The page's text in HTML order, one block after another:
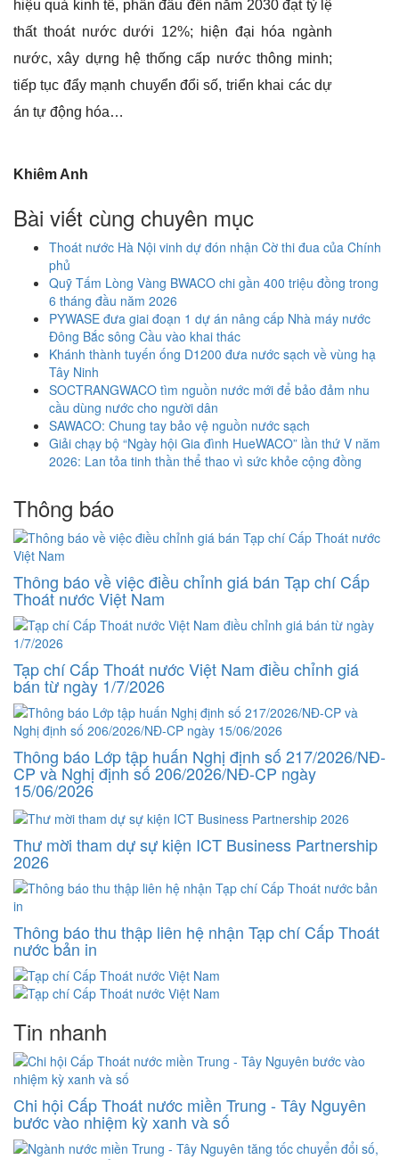
hiệu quả kinh tế, phấn đấu đến năm 2030 đạt tỷ lệ
thất thoát nước dưới 12%; hiện đại hóa ngành
nước, xây dựng hệ thống cấp nước thông minh;
tiếp tục đẩy mạnh chuyển đổi số, triển khai các dự
án tự động hóa…
Khiêm Anh
Bài viết cùng chuyên mục
Thoát nước Hà Nội vinh dự đón nhận Cờ thi đua của Chính
phủ
Quỹ Tấm Lòng Vàng BWACO chi gần 400 triệu đồng trong
6 tháng đầu năm 2026
PYWASE đưa giai đoạn 1 dự án nâng cấp Nhà máy nước
Đông Bắc sông Cầu vào khai thác
Khánh thành tuyến ống D1200 đưa nước sạch về vùng hạ
Tây Ninh
SOCTRANGWACO tìm nguồn nước mới để bảo đảm nhu
cầu dùng nước cho người dân
SAWACO: Chung tay bảo vệ nguồn nước sạch
Giải chạy bộ “Ngày hội Gia đình HueWACO” lần thứ V năm
2026: Lan tỏa tinh thần thể thao vì sức khỏe cộng đồng
Thông báo
Thông báo về việc điều chỉnh giá bán Tạp chí Cấp
Thoát nước Việt Nam
Tạp chí Cấp Thoát nước Việt Nam điều chỉnh giá
bán từ ngày 1/7/2026
Thông báo Lớp tập huấn Nghị định số 217/2026/NĐ-
CP và Nghị định số 206/2026/NĐ-CP ngày
15/06/2026
Thư mời tham dự sự kiện ICT Business Partnership
2026
Thông báo thu thập liên hệ nhận Tạp chí Cấp Thoát
nước bản in
Tin nhanh
Chi hội Cấp Thoát nước miền Trung - Tây Nguyên
bước vào nhiệm kỳ xanh và số